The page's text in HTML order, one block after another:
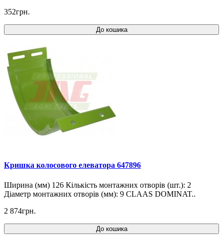
352грн.
До кошика
Кришка колосового елеватора 647896
Ширина (мм) 126 Кількість монтажних отворів (шт.): 2
Діаметр монтажних отворів (мм): 9 CLAAS DOMINAT..
2 874грн.
До кошика